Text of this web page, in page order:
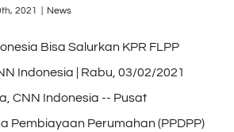
2021 News
Bisa Salurkan KPR FLPP
Indonesia | Rabu, 03/02/2021
CNN Indonesia -- Pusat
Pembiayaan Perumahan (PPDPP)